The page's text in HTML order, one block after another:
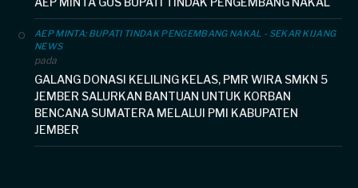
AEP MINTA: BUPATI TINDAK PENGEMBANG NAKAL - SEKAR KIJANG
NEWS
pada
GALANG DONASI KELILING KELAS, PMR WIRA SMKN 5
JEMBER SALURKAN BANTUAN UNTUK KORBAN
BENCANA SUMATERA MELALUI PMI KABUPATEN
JEMBER